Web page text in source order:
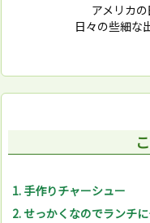
アメリカの
日々の些細な
1. 手作りチャーシュー
2. せっかくなのでランチ